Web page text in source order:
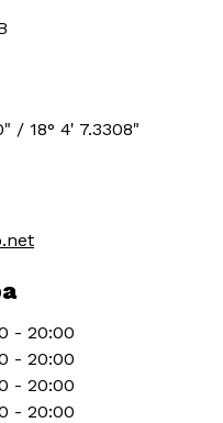
/ 18° 4' 7.3308"
- 20:00
- 20:00
- 20:00
- 20:00